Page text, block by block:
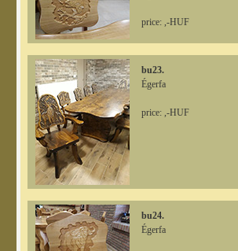
price: ,-HUF
bu23.
Égerfa
price: ,-HUF
bu24.
Égerfa